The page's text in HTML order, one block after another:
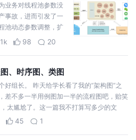
业务对线程池参数没
事故，进而引发了一
池动态参数调整，扩
98 20
、时序图、类图
好组长。 昨天给学长看了我的“架构图”之
差不多一半用例图加一半的流程图吧，贻笑
太尴尬了。这一篇我不打算写多少的文
千言。用例图：用例图是指由参与者
45 1